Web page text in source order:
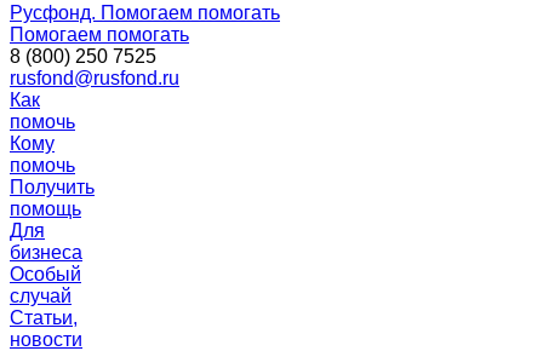
Русфонд. Помогаем помогать
Помогаем помогать
8 (800) 250 7525
rusfond@rusfond.ru
Как
помочь
Кому
помочь
Получить
помощь
Для
бизнеса
Особый
случай
Статьи,
новости